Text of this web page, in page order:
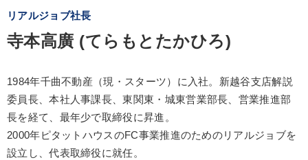
リアルジョブ社長
寺本高廣 (てらもとたかひろ)
1984年千曲不動産（現・スターツ）に入社。新越谷支店解説
委員長、本社人事課長、東関東・城東営業部長、営業推進部
長を経て、最年少で取締役に昇進。
2000年ピタットハウスのFC事業推進のためのリアルジョブを
設立し、代表取締役に就任。